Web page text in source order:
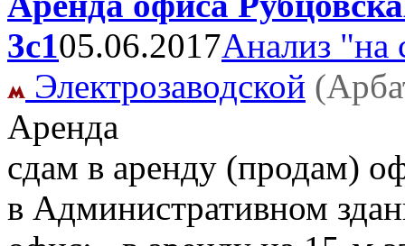
3с105.06.2017Анализ "на
Электрозаводской
Аренда
сдам в аренду (продам)
в Административном